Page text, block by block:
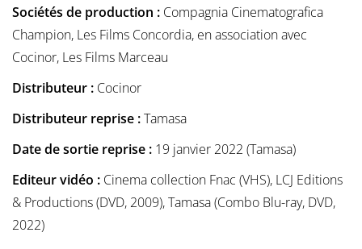
Sociétés de production : Compagnia Cinematografica
Champion, Les Films Concordia, en association avec
Cocinor, Les Films Marceau
Distributeur : Cocinor
Distributeur reprise :Tamasa
Date de sortie reprise : 19 janvier 2022 (Tamasa)
Editeur vidéo : Cinema collection Fnac (VHS), LCJ Editions
& Productions (DVD, 2009), Tamasa (Combo Blu-ray, DVD,
2022)